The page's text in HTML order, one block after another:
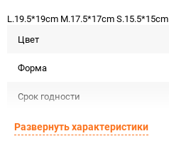
L.19.5*19cm M.17.5*17cm S.15.5*15cm
Цвет
Форма
Срок годности
Предназначение товара
Развернуть характеристики